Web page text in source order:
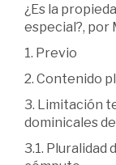
¿Es la
especial?, por
1. Previo
2. Contenido
3. Limitación
dominicales
3.1. Pluralidad